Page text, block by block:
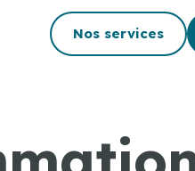
Nos services